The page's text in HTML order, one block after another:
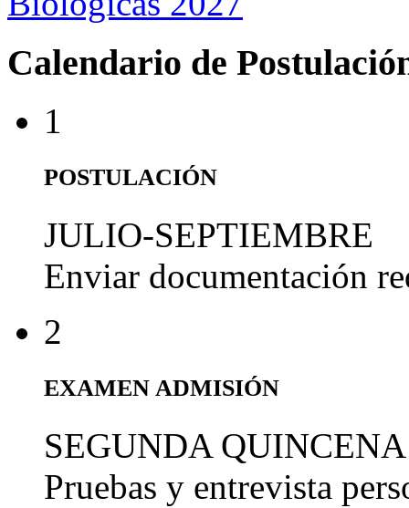
Calendario de
1
POSTULACIÓN
JULIO-SEPTIEMBRE
Enviar documentación
2
EXAMEN ADMISIÓN
SEGUNDA
Pruebas y entrevista